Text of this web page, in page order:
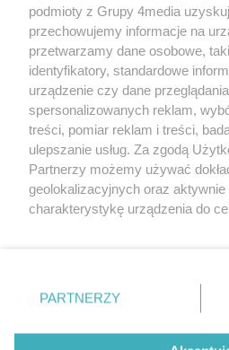
Redakcja Reklama
podmioty z Grupy 4media
przechowujemy informacje na
przetwarzamy dane osobowe,
identyfikatory, standardowe
urządzenie czy dane
spersonalizowanych reklam,
treści, pomiar reklam i treści,
ulepszanie usług. Za zgodą
Partnerzy możemy używać
geolokalizacyjnych oraz aktywnie
charakterystykę urządzenia do
zmienić/wycofać klikając
znajdujący się w lewym dolnym
użytkownika, ale masz prawo
PARTNERZY